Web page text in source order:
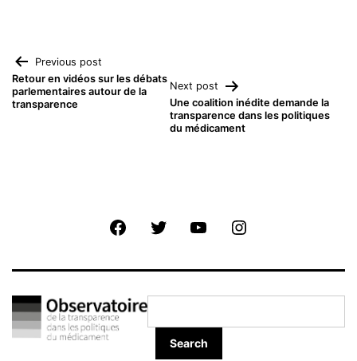
Navigation
de
Previous post
Retour en vidéos sur les débats
parlementaires autour de la
transparence
Next post
Une coalition inédite demande la
transparence dans les politiques
du médicament
FacebookTwitter Youtube